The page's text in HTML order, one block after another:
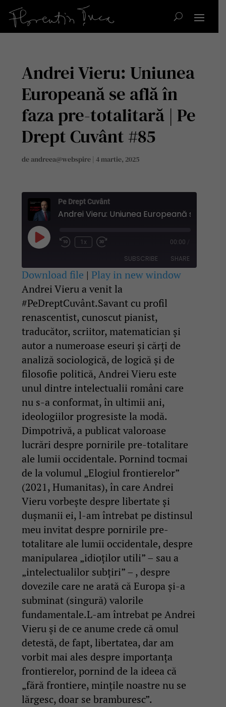
Andrei Vieru: Uniunea
Europeană se află în
faza pre-totalitară | Pe
Drept Cuvânt #85
deandreea@webspire |4 martie, 2025
Pe Drept Cuvânt
Play
Episode
Rewind
1x
Fast
seconds
00:00
SUBSCRIBE SHARE
SHARE
LINK
EMBED
Download file |Play in new window
Andrei Vieru a venit la
#PeDreptCuvânt.Savant cu profil
renascentist, cunoscut pianist,
traducător, scriitor, matematician și
autor a numeroase eseuri și cărți de
analiză sociologică, de logică și de
filosofie politică, Andrei Vieru este
unul dintre intelectualii români care
nu s-a conformat, în ultimii ani,
ideologiilor progresiste la modă.
Dimpotrivă, a publicat valoroase
lucrări despre pornirile pre-totalitare
ale lumii occidentale. Pornind tocmai
de la volumul „Elogiul frontierelor”
(2021, Humanitas), în care Andrei
Vieru vorbește despre libertate şi
duşmanii ei, l-am întrebat pe distinsul
meu invitat despre pornirile pre-
totalitare ale lumii occidentale, despre
manipularea „idioților utili” – sau a
„intelectualilor subțiri” – , despre
dovezile care ne arată că Europa şi-a
subminat (singură) valorile
fundamentale.L-am întrebat pe Andrei
Vieru și de ce anume crede că omul
detestă, de fapt, libertatea, dar am
vorbit mai ales despre importanța
frontierelor, pornind de la ideea că
„fără frontiere, mințile noastre nu se
lărgesc, doar se bramburesc”.